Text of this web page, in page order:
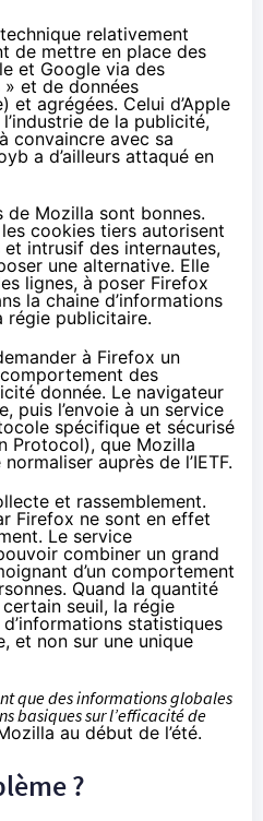
technique relativement
de mettre en place des
et Google via des
et de données
et agrégées. Celui d’Apple
de la publicité,
convaincre avec sa
a d’ailleurs attaqué en
Mozilla sont bonnes.
cookies tiers autorisent
intrusif des internautes,
une alternative. Elle
lignes, à poser Firefox
la chaine d’informations
régie publicitaire.
à Firefox un
des
donnée. Le navigateur
puis l’envoie à un service
spécifique et sécurisé
Protocol), que Mozilla
auprès de l’IETF.
et rassemblement.
Firefox ne sont en effet
Le service
combiner un grand
d’un comportement
Quand la quantité
seuil, la régie
statistiques
et non sur une unique
que des informations globales
basiques sur l’efficacité de
au début de l’été.
?